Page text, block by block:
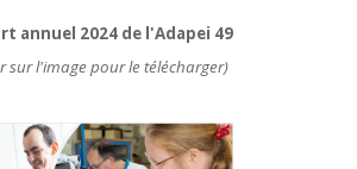
annuel 2024 de l'Adapei 49
sur l'image pour le télécharger)